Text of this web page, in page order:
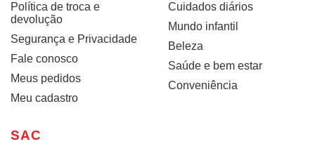
Política de troca e
devolução
Segurança e Privacidade
Fale conosco
Meus pedidos
Meu cadastro
Cuidados diários
Mundo infantil
Beleza
Saúde e bem estar
Conveniência
SAC